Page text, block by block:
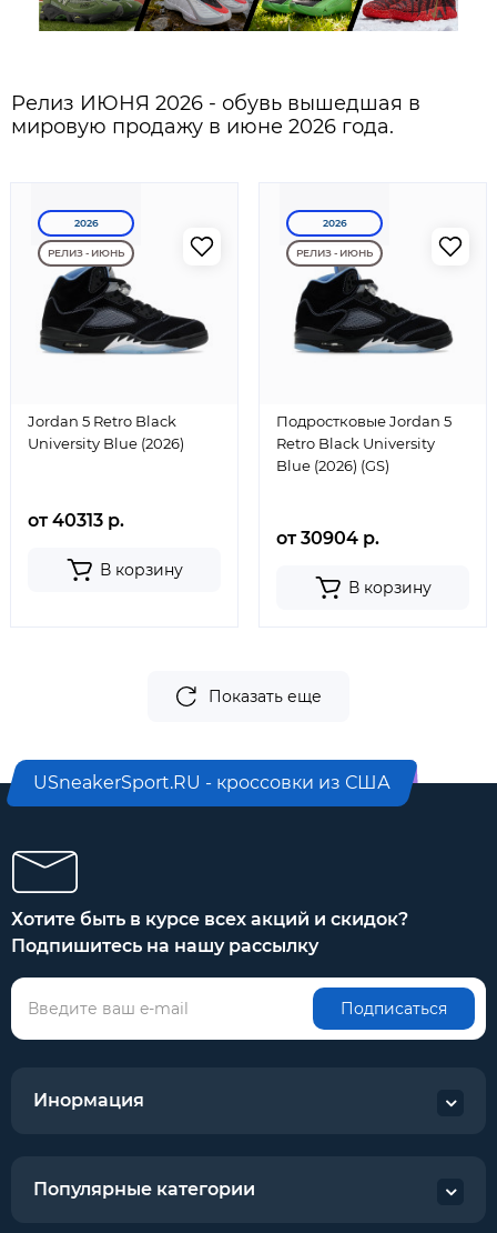
Релиз ИЮНЯ 2026 - обувь вышедшая в
мировую продажу в июне 2026 года.
2026
РЕЛИЗ - ИЮНЬ
Jordan 5 Retro Black
University Blue (2026)
от 40313 р.
В корзину
2026
РЕЛИЗ - ИЮНЬ
Подростковые Jordan 5
Retro Black University
Blue (2026) (GS)
от 30904 р.
В корзину
Показать еще
USneakerSport.RU - кроссовки из США
Хотите быть в курсе всех акций и скидок?
Подпишитесь на нашу рассылку
Подписаться
Инормация
Популярные категории